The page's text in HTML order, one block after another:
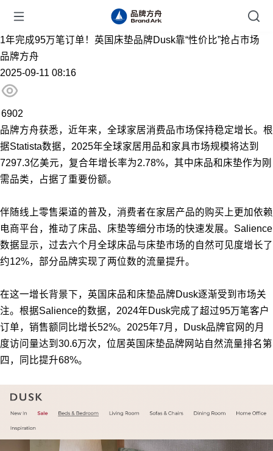
1年完成95万笔订单！英国床垫品牌Dusk靠“性价比”抢占市场
品牌方舟
2025-09-11 08:16
6902
品牌方舟获悉，近年来，全球家居消费品市场保持稳定增长。根
据Statista数据，2025年全球家居用品和家具市场规模将达到
7297.3亿美元，复合年增长率为2.78%，其中床品和床垫作为刚
需品类，占据了重要份额。
伴随线上零售渠道的普及，消费者在家居产品的购买上更加依赖
电商平台，推动了床品、床垫等细分市场的快速发展。Salience
数据显示，过去六个月全球床品与床垫市场的自然可见度增长了
约12%，部分品牌实现了两位数的流量提升。
在这一增长背景下，英国床品和床垫品牌Dusk逐渐受到市场关
注。根据Salience的数据，2024年Dusk完成了超过95万笔客户
订单，销售额同比增长52%。2025年7月，Dusk品牌官网的月
度访问量达到30.6万次，位居英国床垫品牌网站自然流量排名第
四，同比提升68%。